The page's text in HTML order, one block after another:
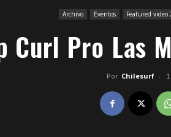
Archivo Eventos Featured video
Curl Pro Las
Por Chilesurf -